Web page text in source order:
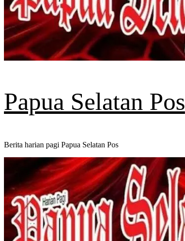
Papua Selatan Pos
Berita harian pagi Papua Selatan Pos
Primary